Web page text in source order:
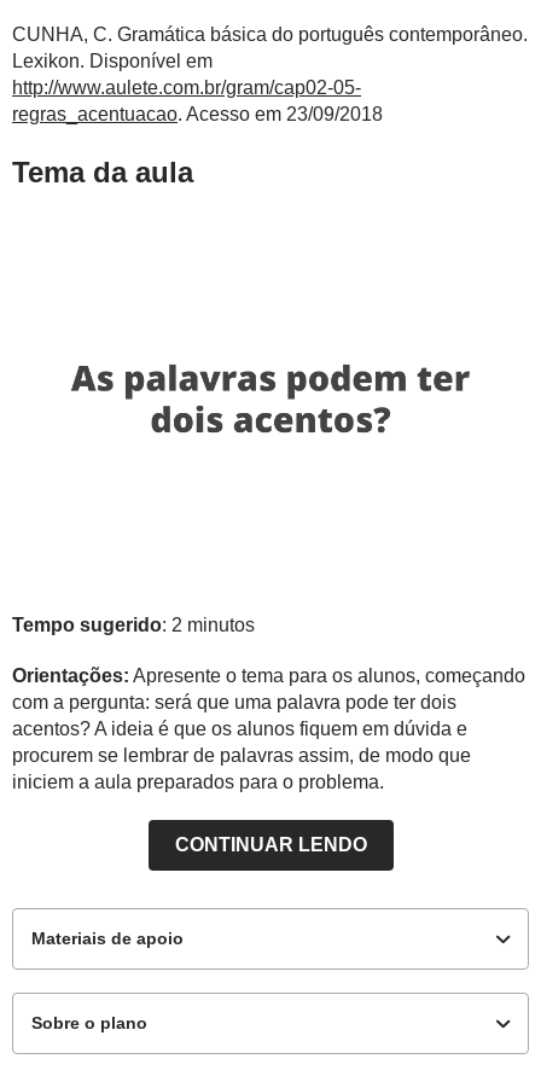
CUNHA, C. Gramática básica do português contemporâneo.
Lexikon. Disponível em
http://www.aulete.com.br/gram/cap02-05-
regras_acentuacao. Acesso em 23/09/2018
Tema da aula
Tempo sugerido: 2 minutos
Orientações: Apresente o tema para os alunos, começando
com a pergunta: será que uma palavra pode ter dois
acentos? A ideia é que os alunos fiquem em dúvida e
procurem se lembrar de palavras assim, de modo que
iniciem a aula preparados para o problema.
CONTINUAR LENDO
Materiais de apoio
Sobre o plano